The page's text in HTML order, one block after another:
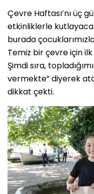
Çevre Haftası’nı üç
etkinliklerle
burada
Temiz bir çevre için
Şimdi sıra,
vermekte” diyerek
dikkat çekti.